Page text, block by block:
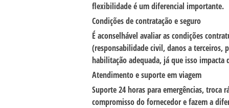
flexibilidade é um diferencial importante.
Condições de contratação e seguro
É aconselhável avaliar as condições
(responsabilidade civil, danos a terceiros,
habilitação adequada, já que isso impacta
Atendimento e suporte em viagem
Suporte 24 horas para emergências,
compromisso do fornecedor e fazem a